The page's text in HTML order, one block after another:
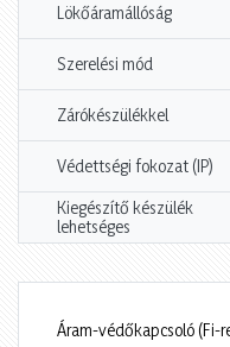
Lökőáramállóság
Szerelési mód
Zárókészülékkel
Védettségi fokozat (IP)
Kiegészítő készülék
lehetséges
Áram-védőkapcsoló (Fi-